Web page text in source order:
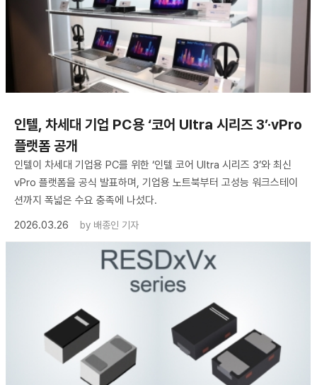
인텔, 차세대 기업 PC용 ‘코어 Ultra 시리즈 3’·vPro
플랫폼 공개
인텔이 차세대 기업용 PC를 위한 ‘인텔 코어 Ultra 시리즈 3’와 최신
vPro 플랫폼을 공식 발표하며, 기업용 노트북부터 고성능 워크스테이
션까지 폭넓은 수요 충족에 나섰다.
2026.03.26
by 배종인 기자